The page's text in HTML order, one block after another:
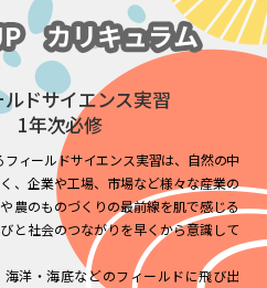
ルドサイエンス実習
1年次必修
ィールドサイエンス実習は、自然の中
、企業や工場、市場など様々な産業の
農のものづくりの最前線を肌で感じる
と社会のつながりを早くから意識して
洋・海底などのフィールドに飛び出